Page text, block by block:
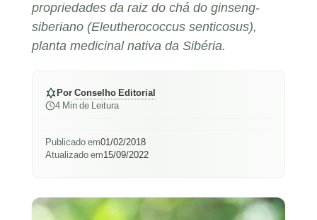
propriedades da raiz do chá do ginseng-
siberiano (Eleutherococcus senticosus),
planta medicinal nativa da Sibéria.
PorConselho Editorial
4 Min de Leitura
Publicado em01/02/2018
Atualizado em15/09/2022